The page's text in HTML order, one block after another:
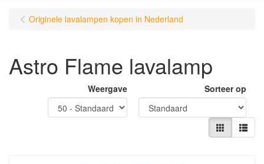
Originele lavalampen kopen in Nederland
Astro Flame lavalamp
Weergave Sorteer op